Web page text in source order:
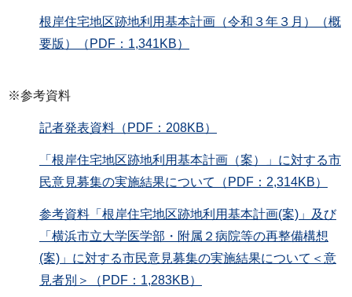
根岸住宅地区跡地利用基本計画（令和３年３月）（概
要版）（PDF：1,341KB）
※参考資料
記者発表資料（PDF：208KB）
「根岸住宅地区跡地利用基本計画（案）」に対する市
民意見募集の実施結果について（PDF：2,314KB）
参考資料「根岸住宅地区跡地利⽤基本計画(案)」及び
「横浜市⽴⼤学医学部・附属２病院等の再整備構想
(案)」に対する市⺠意⾒募集の実施結果について＜意
⾒者別＞（PDF：1,283KB）